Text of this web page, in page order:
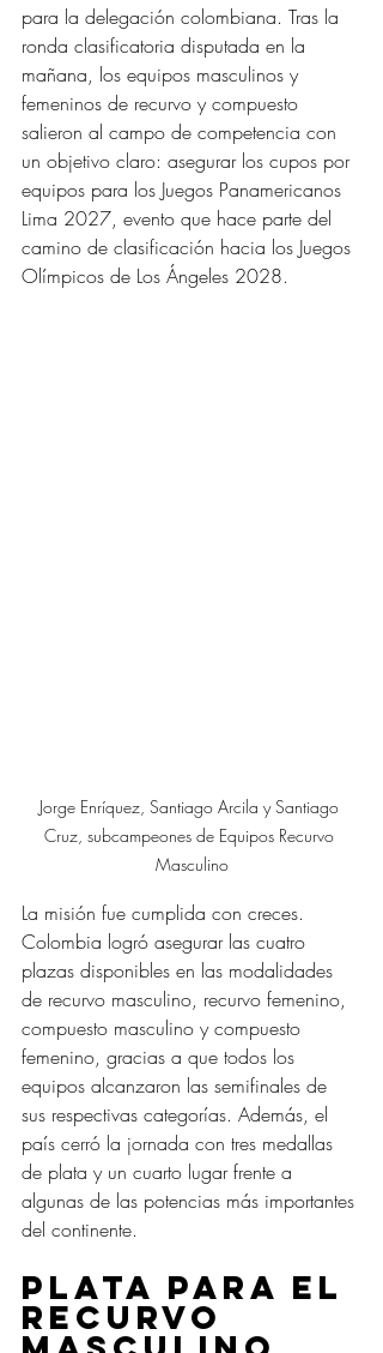
para la delegación colombiana. Tras la
ronda clasificatoria disputada en la
mañana, los equipos masculinos y
femeninos de recurvo y compuesto
salieron al campo de competencia con
un objetivo claro: asegurar los cupos por
equipos para los Juegos Panamericanos
Lima 2027, evento que hace parte del
camino de clasificación hacia los Juegos
Olímpicos de Los Ángeles 2028.
Jorge Enríquez, Santiago Arcila y Santiago
Cruz, subcampeones de Equipos Recurvo
Masculino
La misión fue cumplida con creces.
Colombia logró asegurar las cuatro
plazas disponibles en las modalidades
de recurvo masculino, recurvo femenino,
compuesto masculino y compuesto
femenino, gracias a que todos los
equipos alcanzaron las semifinales de
sus respectivas categorías. Además, el
país cerró la jornada con tres medallas
de plata y un cuarto lugar frente a
algunas de las potencias más importantes
del continente.
Plata para el
recurvo